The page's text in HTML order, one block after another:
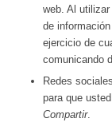
web. Al
de
ejercicio de
comunicando
Redes
para que
Compartir.